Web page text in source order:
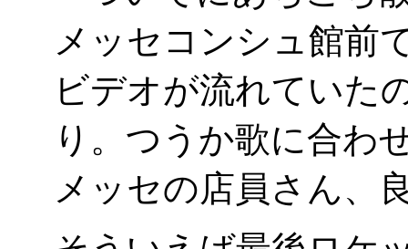
メッセコンシュ館前
ビデオが流れていた
り。つうか歌に合わ
メッセの店員さん、